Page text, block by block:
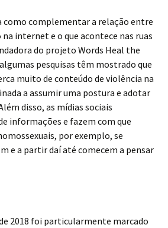
como complementar a relação entre
na internet e o que acontece nas ruas
do projeto Words Heal the
pesquisas têm mostrado que
muito de conteúdo de violência na
a assumir uma postura e adotar
disso, as mídias sociais
informações e fazem com que
por exemplo, se
e a partir daí até comecem a pensar
2018 foi particularmente marcado